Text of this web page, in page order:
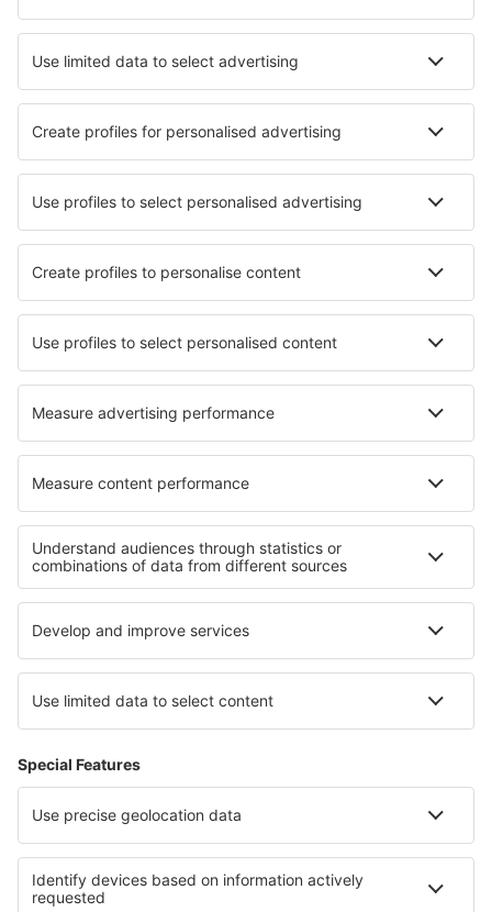
Hotel in Wangerooge Hotel in Sankt Andreasberg
Hotel in Wernigerode Hotel in Goslar
I migliori hotel - città
Hotel in Labis Hotel in Longwood Hotel in Pabianice
Hotel in Furman Hotel in Puycornet
Hotel in Atsipopoulon Hotel Arutua Hotel in La Mathes
I migliori hotel - zone
Hotel a Sylt Hotel in Chiemsee
Hotel in Franconian Switzerland Hotel on North Sea Coast
Hotel a Distretto di Sibiu Hotel in Turchia
Hotel a Davos-Klosters Hotel in Przemyskie Mountains
Hotel in Pongolapoort Nature Reserve